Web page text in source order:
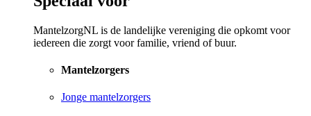
MantelzorgNL is de landelijke vereniging die opkomt voor
iedereen die zorgt voor familie, vriend of buur.
Mantelzorgers
Jonge mantelzorgers